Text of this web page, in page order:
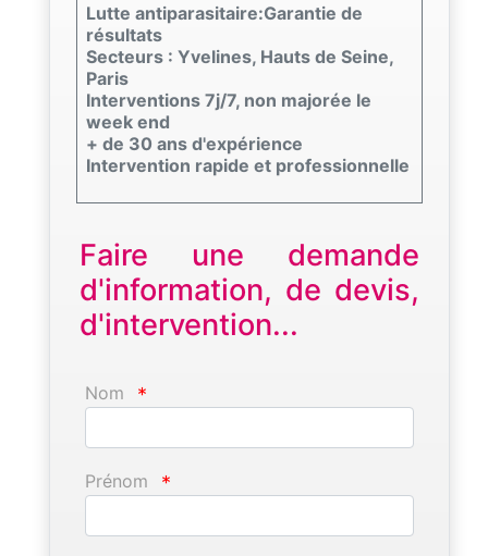
Lutte antiparasitaire:Garantie de
résultats
Secteurs : Yvelines, Hauts de Seine,
Paris
Interventions 7j/7, non majorée le
week end
+ de 30 ans d'expérience
Intervention rapide et professionnelle
Faire une demande
d'information, de devis,
d'intervention...
Nom *
Prénom *